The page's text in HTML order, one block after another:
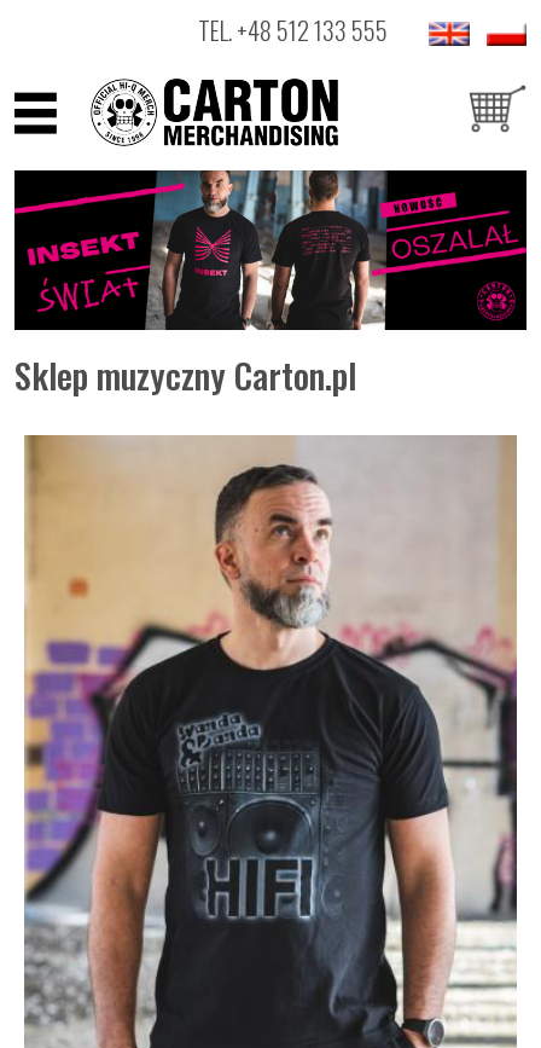
TEL.+48 512 133 555
ARTYŚCI
PRODUKTY
OUTLET
Sklep muzyczny Carton.pl